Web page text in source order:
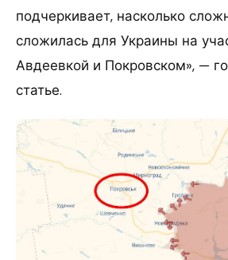
подчеркивает, насколько
сложилась для Украины на
Авдеевкой и Покровском», —
статье.